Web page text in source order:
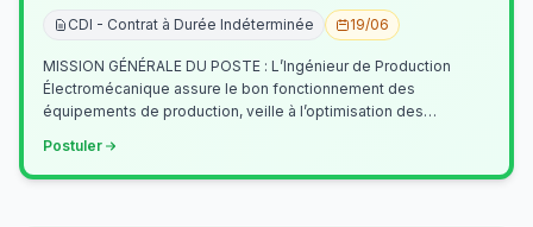
CDI - Contrat à Durée Indéterminée
19/06
MISSION GÉNÉRALE DU POSTE : L’Ingénieur de Production
Électromécanique assure le bon fonctionnement des
équipements de production, veille à l’optimisation des
Postuler